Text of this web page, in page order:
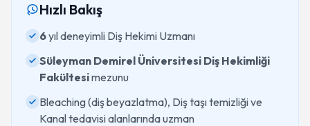
Hızlı Bakış
6yıl deneyimli Diş Hekimi Uzmanı
Süleyman Demirel Üniversitesi Diş Hekimliği
Fakültesimezunu
Bleaching (diş beyazlatma), Diş taşı temizliği ve
Kanal tedavisi alanlarında uzman